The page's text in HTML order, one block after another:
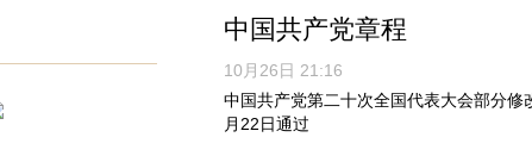
中国共产党章程
10月26日 21:16
中国共产党第二十次全国代表大会部分修
月22日通过